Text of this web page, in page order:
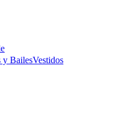
y BailesVestidos